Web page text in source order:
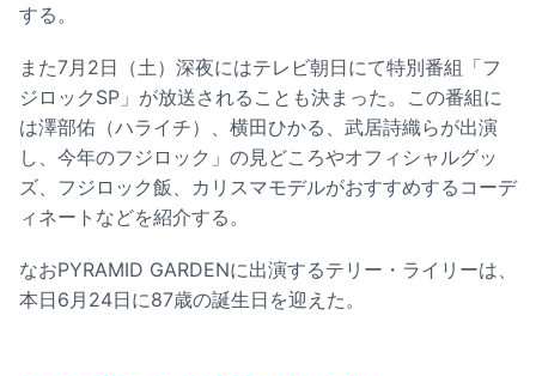
する。
また7月2日（土）深夜にはテレビ朝日にて特別番組「フ
ジロックSP」が放送されることも決まった。この番組に
は澤部佑（ハライチ）、横田ひかる、武居詩織らが出演
し、今年のフジロック」の見どころやオフィシャルグッ
ズ、フジロック飯、カリスマモデルがおすすめするコーデ
ィネートなどを紹介する。
なおPYRAMID GARDENに出演するテリー・ライリーは、
本日6月24日に87歳の誕生日を迎えた。